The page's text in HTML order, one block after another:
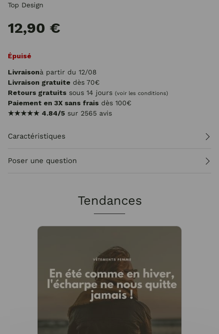
Top Design
12,90 €
Épuisé
Livraisonà partir du 12/08
Livraison gratuite dès 70€
Retours gratuits sous 14 jours (voir les conditions)
Paiement en 3X sans frais dès 100€
★★★★★ 4.84/5 sur 2565 avis
Caractéristiques
Poser une question
Tendances